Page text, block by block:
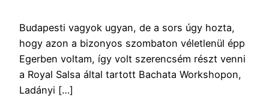
Budapesti vagyok ugyan, de a sors úgy hozta,
hogy azon a bizonyos szombaton véletlenül épp
Egerben voltam, így volt szerencsém részt venni
a Royal Salsa által tartott Bachata Workshopon,
Ladányi […]